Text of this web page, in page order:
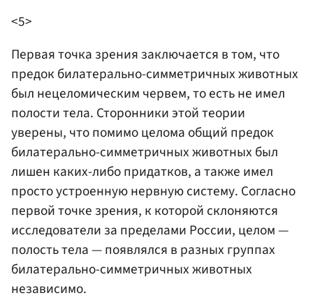
<5>
Первая точка зрения заключается в том, что
предок билатерально-симметричных животных
был нецеломическим червем, то есть не имел
полости тела. Сторонники этой теории
уверены, что помимо целома общий предок
билатерально-симметричных животных был
лишен каких-либо придатков, а также имел
просто устроенную нервную систему. Согласно
первой точке зрения, к которой склоняются
исследователи за пределами России, целом —
полость тела — появлялся в разных группах
билатерально-симметричных животных
независимо.